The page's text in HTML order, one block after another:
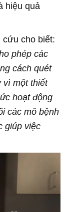
hiệu quả
cứu cho biết:
phép các
cách quét
vì một thiết
hoạt động
các mô bệnh
giúp việc